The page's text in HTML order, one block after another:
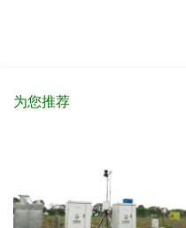
为您推荐